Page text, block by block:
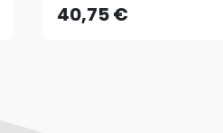
40,75 €AJOUTER AU PANIER